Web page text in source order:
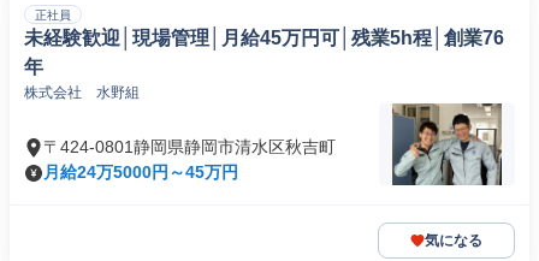
正社員
未経験歓迎│現場管理│月給45万円可│残業5h程│創業76
年
株式会社 水野組
〒424-0801静岡県静岡市清水区秋吉町
月給24万5000円～45万円
気になる